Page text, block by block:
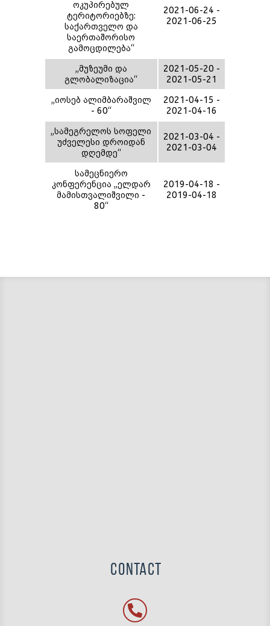
ოკუპირებულ
ტერიტორიებზე:
საქართველო და
საერთაშორისო
გამოცდილება“
2021-06-24 -
2021-06-25
,,მუზეუმი და
გლობალიზაცია“
2021-05-20 -
2021-05-21
,,იოსებ ალიმბარაშვილ
- 60“
2021-04-15 -
2021-04-16
,,სამეგრელოს სოფელი
უძველესი დროიდან
დღემდე“
2021-03-04 -
2021-03-04
სამეცნიერო
კონფერენცია ,,ელდარ
მამისთვალიშვილი -
80“
2019-04-18 -
2019-04-18
CONTACT